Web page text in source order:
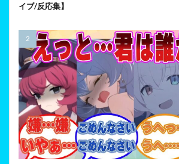
イブ/反応集】